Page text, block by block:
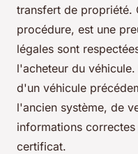
transfert de propriété.
procédure, est une
légales sont
l'acheteur du
d'un véhicule
l'ancien système, de
informations
certificat.